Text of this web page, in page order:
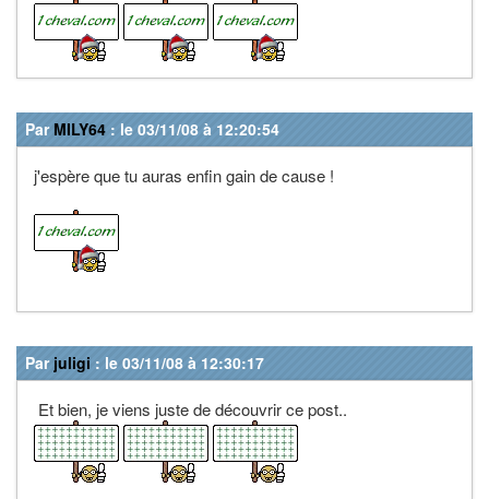
Par MILY64 : le 03/11/08 à 12:20:54
j'espère que tu auras enfin gain de cause !
Par juligi : le 03/11/08 à 12:30:17
Et bien, je viens juste de découvrir ce post..